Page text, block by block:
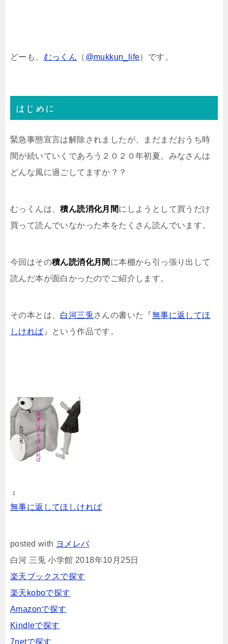
どーも、 むっくん （ @mukkun_life）です。
はじめに
緊急事態宣言は解除されましたが、まだまだおうち時
間が続いていくであろう２０２０年初夏。みなさんは
どんな風に過ごしてますか？？
むっくんは、積ん読消化月間にしようとして買うだけ
買って読んでいなかった本をたくさん読んでいます。
今回はその積ん読消化月間 に本棚から引っ張り出して
読んだ本が面白かったのでご紹介します。
その本とは、 白河三兎さんの書いた『無事に返してほ
しければ 』という作品です。
無事に返してほしければ
posted with ヨメレバ
白河 三兎 小学館 2018年10月25日
楽天ブックスで探す
楽天koboで探す
Amazonで探す
Kindleで探す
7netで探す